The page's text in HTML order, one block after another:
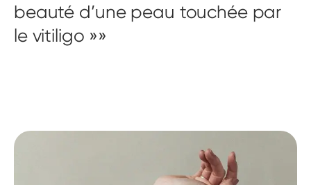
beauté d’une peau touchée par
le vitiligo »